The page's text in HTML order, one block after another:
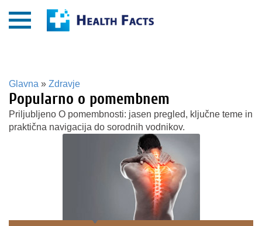
Glavna » Zdravje
Popularno o pomembnem
Priljubljeno O pomembnosti: jasen pregled, ključne teme in
praktična navigacija do sorodnih vodnikov.